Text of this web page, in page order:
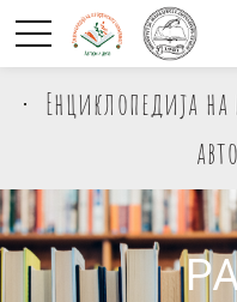
Енциклопедија